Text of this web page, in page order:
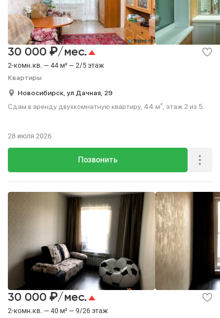
2-комн.кв. — 44 м² — 2/5 этаж
Квартиры
30 000 ₽/мес.
Новосибирск, ул Дачная, 29
Сдам в аренду двухкомнатную квартиру, 44 м², этаж 2 из 5.
Позвонить
28 июля 2026
2-комн.кв. — 40 м² — 9/26 этаж
30 000 ₽/мес.